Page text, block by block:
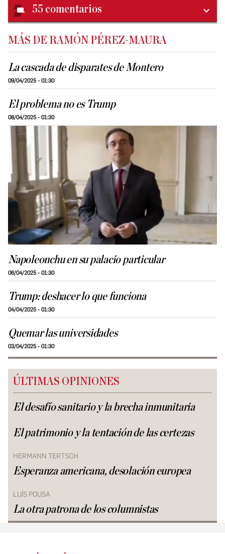
55 comentarios
MÁS DE RAMÓN PÉREZ-MAURA
La cascada de disparates de Montero
09/04/2025 - 01:30
El problema no es Trump
08/04/2025 - 01:30
Napoleonchu en su palacio particular
06/04/2025 - 01:30
Trump: deshacer lo que funciona
04/04/2025 - 01:30
Quemar las universidades
03/04/2025 - 01:30
ÚLTIMAS OPINIONES
El desafío sanitario y la brecha inmunitaria
El patrimonio y la tentación de las certezas
HERMANN TERTSCH
Esperanza americana, desolación europea
LUÍS POUSA
La otra patrona de los columnistas